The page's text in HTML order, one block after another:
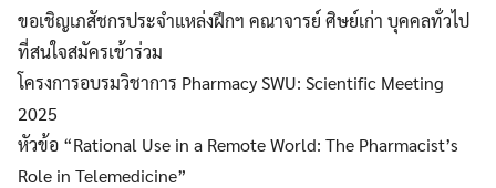
ขอเชิญเภสัชกรประจำแหล่งฝึกฯ คณาจารย์ ศิษย์เก่า บุคคลทั่วไป
ที่สนใจสมัครเข้าร่วม
โครงการอบรมวิชาการ Pharmacy SWU: Scientific Meeting
2025
หัวข้อ “Rational Use in a Remote World: The Pharmacist’s
Role in Telemedicine”